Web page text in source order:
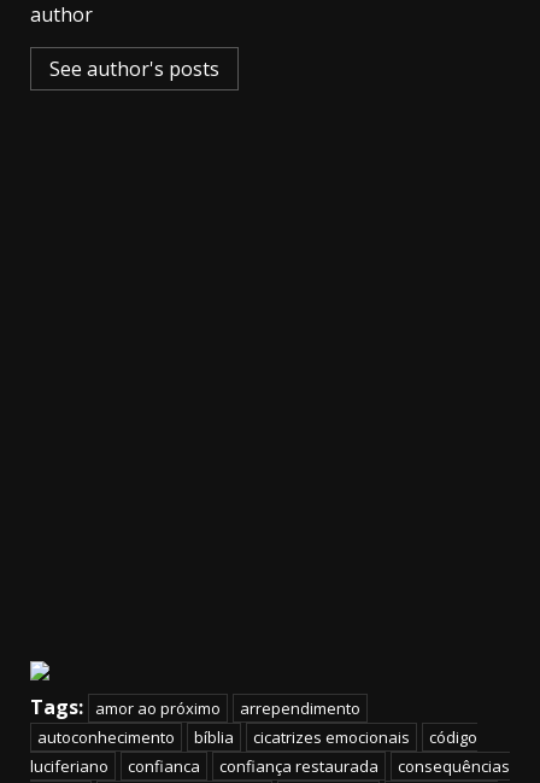
author
See author's posts
Tags: amor ao próximo
arrependimento
autoconhecimento
bíblia cicatrizes emocionais
código
luciferiano
confianca confiança restaurada
consequências